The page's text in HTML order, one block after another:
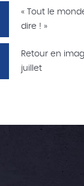
« Tout le
dire ! »
Retour en
juillet